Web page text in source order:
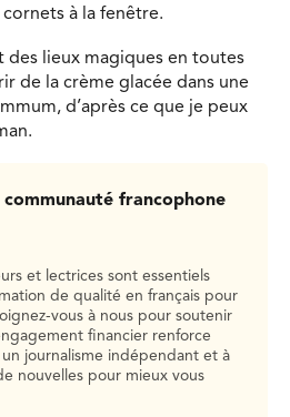
à la fenêtre.
des lieux magiques en toutes
de la crème glacée dans une
d’après ce que je peux
communauté francophone
et lectrices sont essentiels
de qualité en français pour
vous à nous pour soutenir
financier renforce
journalisme indépendant et à
nouvelles pour mieux vous